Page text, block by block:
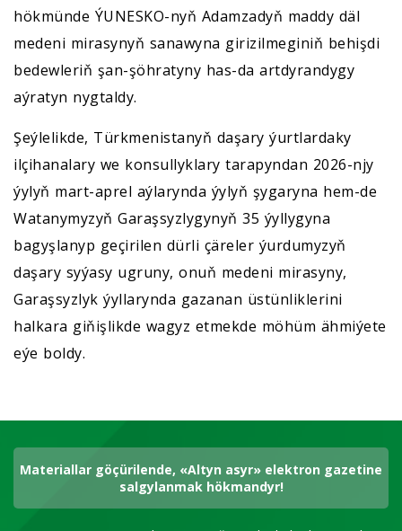
hökmünde ÝUNESKO-nyň Adamzadyň maddy däl
medeni mirasynyň sanawyna girizilmeginiň behişdi
bedewleriň şan-şöhratyny has-da artdyrandygy
aýratyn nygtaldy.
Şeýlelikde, Türkmenistanyň daşary ýurtlardaky
ilçihanalary we konsullyklary tarapyndan 2026-njy
ýylyň mart-aprel aýlarynda ýylyň şygaryna hem-de
Watanymyzyň Garaşsyzlygynyň 35 ýyllygyna
bagyşlanyp geçirilen dürli çäreler ýurdumyzyň
daşary syýasy ugruny, onuň medeni mirasyny,
Garaşsyzlyk ýyllarynda gazanan üstünliklerini
halkara giňişlikde wagyz etmekde möhüm ähmiýete
eýe boldy.
Materiallar göçürilende, «Altyn asyr» elektron gazetine
salgylanmak hökmandyr!